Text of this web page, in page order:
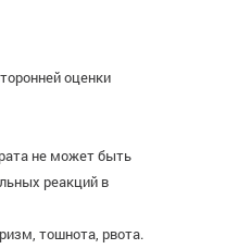
оценки
не может быть
реакций в
тошнота, рвота.